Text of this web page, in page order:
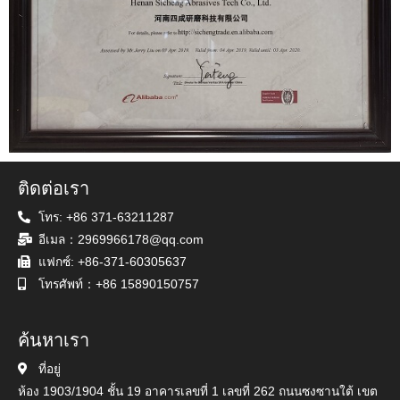
ติดต่อเรา
โทร: +86 371-63211287
อีเมล：2969966178@qq.com
แฟกซ์: +86-371-60305637
โทรศัพท์：+86 15890150757
ค้นหาเรา
ที่อยู่
ห้อง 1903/1904 ชั้น 19 อาคารเลขที่ 1 เลขที่ 262 ถนนซงซานใต้ เขต